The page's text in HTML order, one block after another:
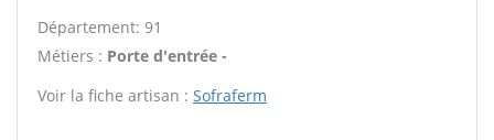
Département: 91
Métiers : Porte d'entrée -
Voir la fiche artisan : Sofraferm